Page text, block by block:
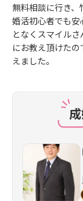
無料相談に行き、
婚活初心者でも安
となくスマイル
にお教え頂けた
えました。